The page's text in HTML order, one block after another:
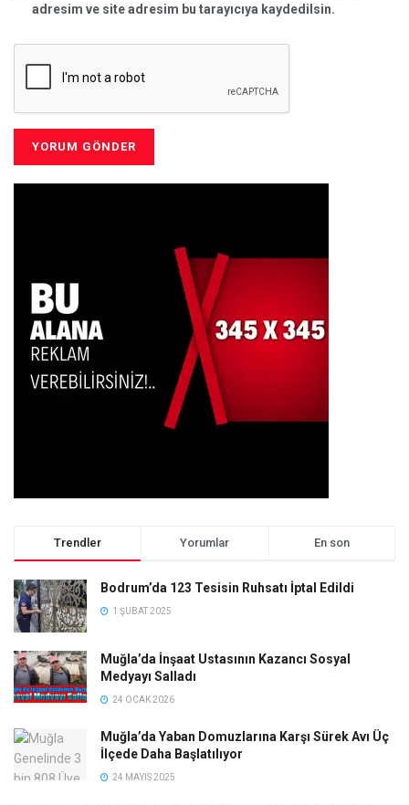
adresim ve site adresim bu tarayıcıya kaydedilsin.
Trendler Yorumlar En son
Bodrum’da 123 Tesisin Ruhsatı İptal Edildi
1 ŞUBAT 2025
Muğla’da İnşaat Ustasının Kazancı Sosyal
Medyayı Salladı
24 OCAK 2026
Muğla’da Yaban Domuzlarına Karşı Sürek Avı Üç
İlçede Daha Başlatılıyor
24 MAYIS 2025